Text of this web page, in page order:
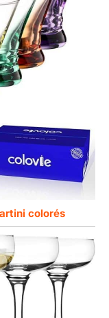
colorés